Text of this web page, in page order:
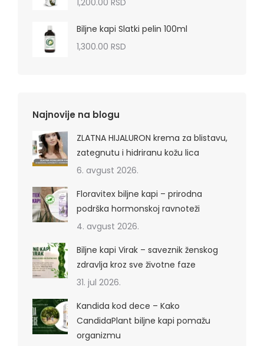
1,200.00 RSD
Biljne kapi Slatki pelin 100ml
1,300.00 RSD
Najnovije na blogu
ZLATNA HIJALURON krema za blistavu,
zategnutu i hidriranu kožu lica
6. avgust 2026.
Floravitex biljne kapi – prirodna
podrška hormonskoj ravnoteži
4. avgust 2026.
Biljne kapi Virak – saveznik ženskog
zdravlja kroz sve životne faze
31. jul 2026.
Kandida kod dece – Kako
CandidaPlant biljne kapi pomažu
organizmu